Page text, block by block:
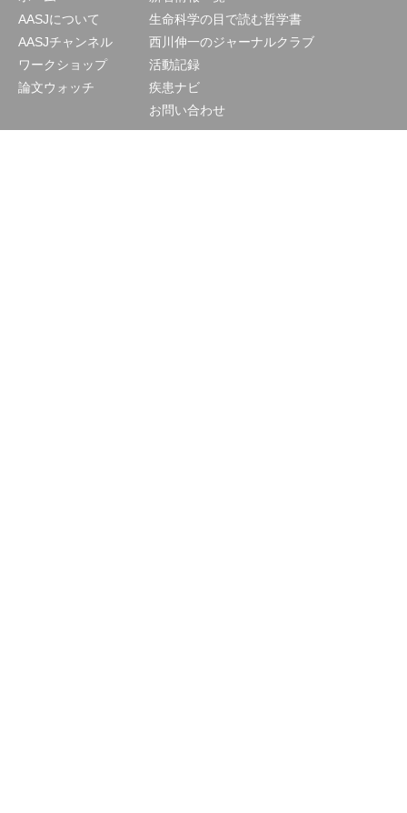
AASJについて
AASJチャンネル
ワークショップ
論文ウォッチ
生命科学の目で読む哲学書
西川伸一のジャーナルクラブ
活動記録
疾患ナビ
お問い合わせ